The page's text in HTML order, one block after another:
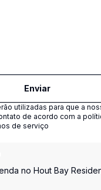
Enviar
utilizadas para que a
de acordo com a
de serviço
no Hout Bay